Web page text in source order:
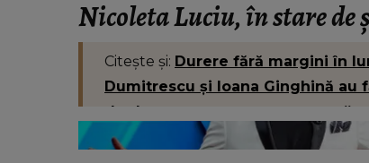
Nicoleta Luciu, în stare
Citește și: Durere fără margini în
Dumitrescu și Ioana Ginghină
de devreme este un mare șoc.”
Dan Diaconescu este în
prezentatorului TV, Mario
s-a stins din viață la 60